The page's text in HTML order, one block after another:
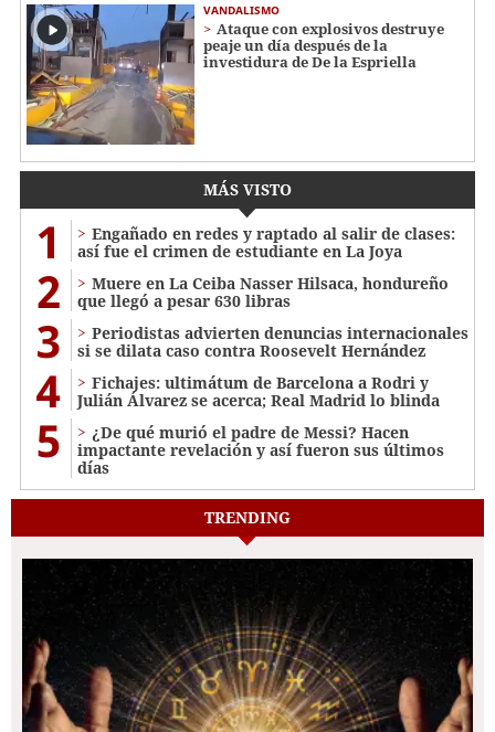
VANDALISMO
Ataque con explosivos destruye
peaje un día después de la
investidura de De la Espriella
MÁS VISTO
1
Engañado en redes y raptado al salir de clases:
así fue el crimen de estudiante en La Joya
2
Muere en La Ceiba Nasser Hilsaca, hondureño
que llegó a pesar 630 libras
3
Periodistas advierten denuncias internacionales
si se dilata caso contra Roosevelt Hernández
4
Fichajes: ultimátum de Barcelona a Rodri y
Julián Álvarez se acerca; Real Madrid lo blinda
5
¿De qué murió el padre de Messi? Hacen
impactante revelación y así fueron sus últimos
días
TRENDING